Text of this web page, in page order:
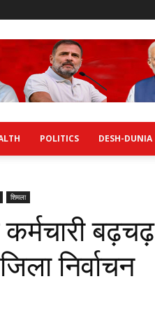
POLITICS DESH-DUNIA
शिमला
बढ़चढ़
निर्वाचन